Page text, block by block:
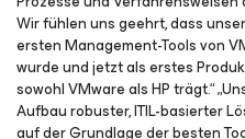
Wir fühlen uns geehrt, dass
ersten Management-Tools von
wurde und jetzt als erstes
sowohl VMware als HP trägt.“
Aufbau robuster, ITIL-basierter
auf der Grundlage der besten